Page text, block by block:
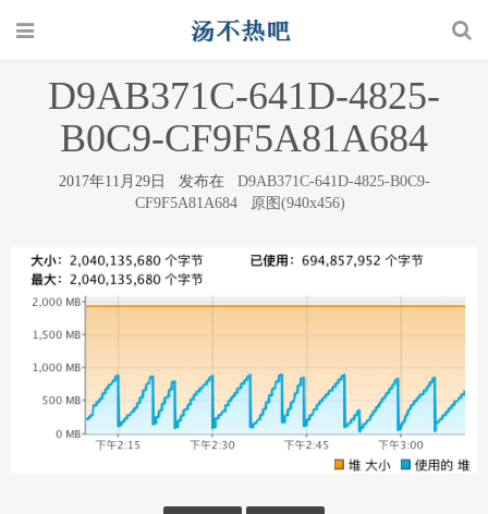
D9AB371C-641D-4825-
B0C9-CF9F5A81A684
2017年11月29日 发布在 D9AB371C-641D-4825-B0C9-
CF9F5A81A684
原图(940x456)